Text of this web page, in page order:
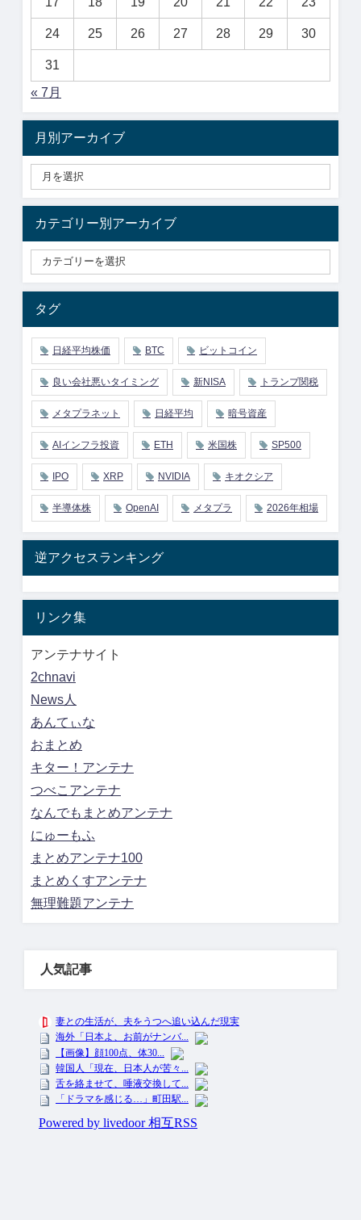
24 25 26 27 28 29 30
31
« 7月
月別アーカイブ
カテゴリー別アーカイブ
タグ
日経平均株価 BTC ビットコイン
良い会社悪いタイミング 新NISA トランプ関税
メタプラネット 日経平均 暗号資産
AIインフラ投資 ETH 米国株 SP500
IPO XRP NVIDIA キオクシア
半導体株 OpenAI メタプラ 2026年相場
逆アクセスランキング
リンク集
アンテナサイト
2chnavi
News人
あんてぃな
おまとめ
キター！アンテナ
つべこアンテナ
なんでもまとめアンテナ
にゅーもふ
まとめアンテナ100
まとめくすアンテナ
無理難題アンテナ
人気記事